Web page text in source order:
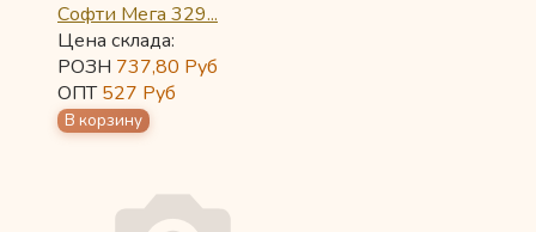
Софти Мега 329...
Цена склада:
РОЗН 737,80 Руб
ОПТ527 Руб